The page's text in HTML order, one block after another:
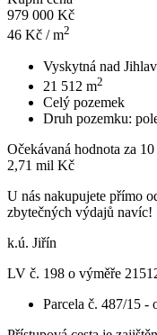
979 000 Kč
46 Kč / m2
Vyskytná nad
21 512 m2
Celý pozemek
Druh pozemku:
Očekávaná hodnota za 10
2,71 mil Kč
U nás nakupujete přímo
zbytečných výdajů navíc!
k.ú. Jiřín
LV č. 198 o výměře
Parcela č. 487/15 -